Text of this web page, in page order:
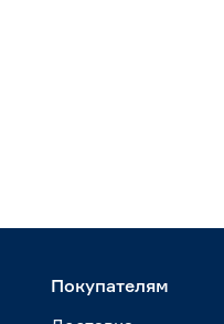
Покупателям